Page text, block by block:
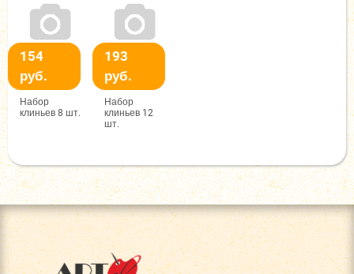
154
руб.
Набор
клиньев 8 шт.
193
руб.
Набор
клиньев 12
шт.